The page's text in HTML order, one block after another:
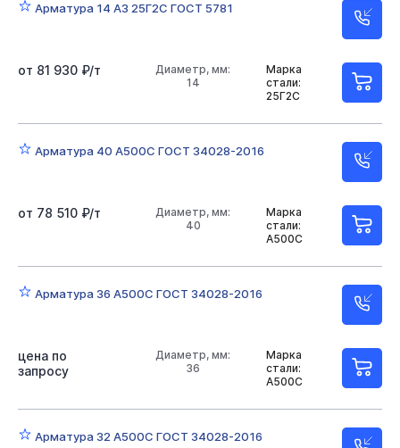
Арматура 14 А3 25Г2С ГОСТ 5781
Марка
стали:
25Г2С
Диаметр, мм:
14
от 81 930 ₽/т
Арматура 40 А500С ГОСТ 34028-2016
Марка
стали:
А500С
Диаметр, мм:
40
от 78 510 ₽/т
Арматура 36 А500С ГОСТ 34028-2016
Марка
стали:
А500С
Диаметр, мм:
36
цена по
запросу
Арматура 32 А500С ГОСТ 34028-2016